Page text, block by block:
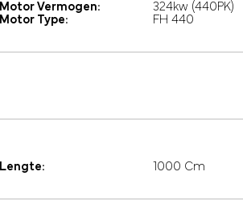
Motor Vermogen: 324kw (440PK)
Motor Type: FH 440
Lengte: 1000 Cm